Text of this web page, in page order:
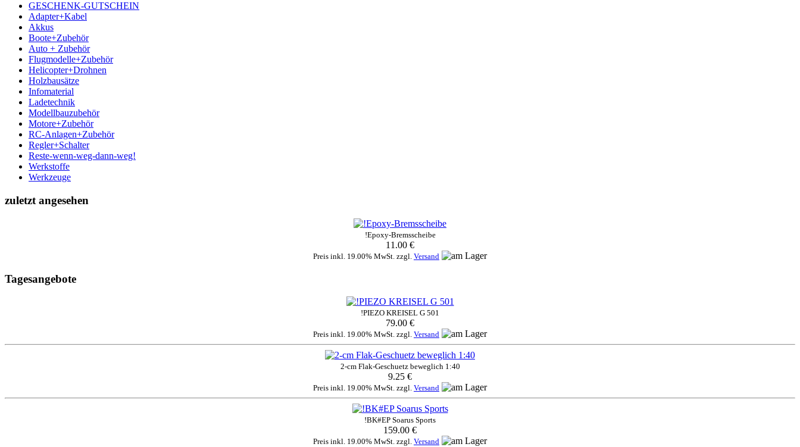
GESCHENK-GUTSCHEIN
Adapter+Kabel
Akkus
Boote+Zubehör
Auto + Zubehör
Flugmodelle+Zubehör
Helicopter+Drohnen
Holzbausätze
Infomaterial
Ladetechnik
Modellbauzubehör
Motore+Zubehör
RC-Anlagen+Zubehör
Regler+Schalter
Reste-wenn-weg-dann-weg!
Werkstoffe
Werkzeuge
zuletzt angesehen
!Epoxy-Bremsscheibe
11.00 €
Preis inkl. 19.00% MwSt. zzgl. Versand
Tagesangebote
!PIEZO KREISEL G 501
79.00 €
Preis inkl. 19.00% MwSt. zzgl. Versand
2-cm Flak-Geschuetz beweglich 1:40
9.25 €
Preis inkl. 19.00% MwSt. zzgl. Versand
!BK#EP Soarus Sports
159.00 €
Preis inkl. 19.00% MwSt. zzgl. Versand